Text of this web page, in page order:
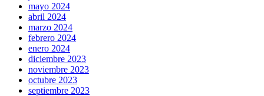
mayo 2024
abril 2024
marzo 2024
febrero 2024
enero 2024
diciembre 2023
noviembre 2023
octubre 2023
septiembre 2023